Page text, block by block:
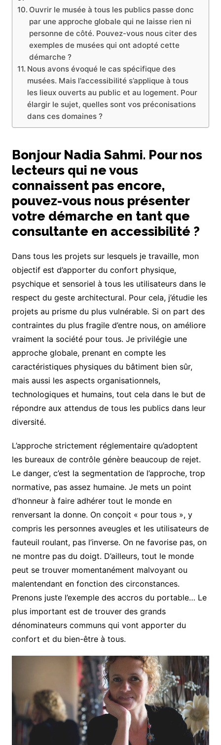
Ouvrir le musée à tous les publics passe donc
par une approche globale qui ne laisse rien ni
personne de côté. Pouvez-vous nous citer des
exemples de musées qui ont adopté cette
démarche ?
Nous avons évoqué le cas spécifique des
musées. Mais l’accessibilité s’applique à tous
les lieux ouverts au public et au logement. Pour
élargir le sujet, quelles sont vos préconisations
dans ces domaines ?
Bonjour Nadia Sahmi. Pour nos
lecteurs qui ne vous
connaissent pas encore,
pouvez-vous nous présenter
votre démarche en tant que
consultante en accessibilité ?
Dans tous les projets sur lesquels je travaille, mon
objectif est d’apporter du confort physique,
psychique et sensoriel à tous les utilisateurs dans le
respect du geste architectural. Pour cela, j’étudie les
projets au prisme du plus vulnérable. Si on part des
contraintes du plus fragile d’entre nous, on améliore
vraiment la société pour tous. Je privilégie une
approche globale, prenant en compte les
caractéristiques physiques du bâtiment bien sûr,
mais aussi les aspects organisationnels,
technologiques et humains, tout cela dans le but de
répondre aux attendus de tous les publics dans leur
diversité.
L’approche strictement réglementaire qu’adoptent
les bureaux de contrôle génère beaucoup de rejet.
Le danger, c’est la segmentation de l’approche, trop
normative, pas assez humaine. Je mets un point
d’honneur à faire adhérer tout le monde en
renversant la donne. On conçoit « pour tous », y
compris les personnes aveugles et les utilisateurs de
fauteuil roulant, pas l’inverse. On ne favorise pas, on
ne montre pas du doigt. D’ailleurs, tout le monde
peut se trouver momentanément malvoyant ou
malentendant en fonction des circonstances.
Prenons juste l’exemple des accros du portable… Le
plus important est de trouver des grands
dénominateurs communs qui vont apporter du
confort et du bien-être à tous.